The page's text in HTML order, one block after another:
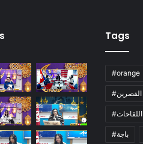
Tags
#orange
#القصرين
#اللقاحات
#باجة